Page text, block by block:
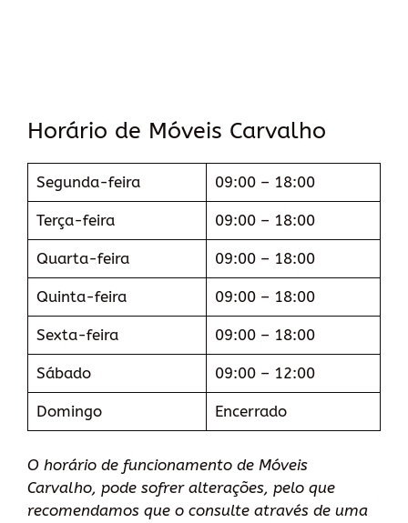
Horário de Móveis Carvalho
Segunda-feira 09:00 – 18:00
Terça-feira 09:00 – 18:00
Quarta-feira 09:00 – 18:00
Quinta-feira 09:00 – 18:00
Sexta-feira 09:00 – 18:00
Sábado 09:00 – 12:00
Domingo Encerrado
O horário de funcionamento de Móveis
Carvalho, pode sofrer alterações, pelo que
recomendamos que o consulte através de uma